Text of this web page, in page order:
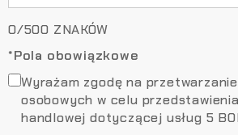
*Pola obowiązkowe
0/500 ZNAKÓW
Wyrażam zgodę na
osobowych w celu
handlowej dotyczącej usług 5